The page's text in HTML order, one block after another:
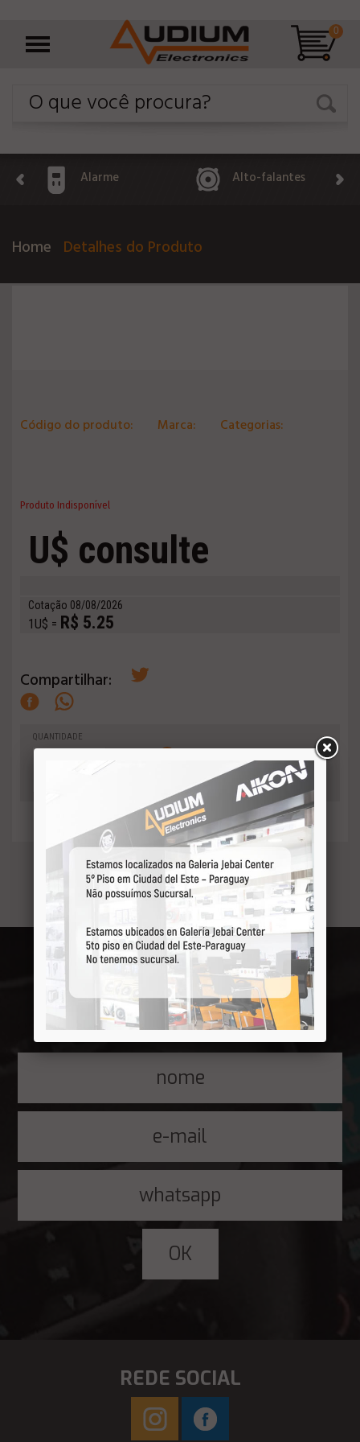
0
Alarme Alto-falantes
Home Detalhes do Produto
Código do produto: Marca: Categorias:
Produto Indisponível
U$ consulte
Cotação 08/08/2026
1U$ = R$ 5.25
Compartilhar:
QUANTIDADE
+ Adicionar
ao orçamento
Receba por primeiro
nossas ofertas
REDE SOCIAL